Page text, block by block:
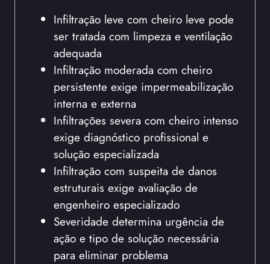
Infiltração leve com cheiro leve pode
ser tratada com limpeza e ventilação
adequada
Infiltração moderada com cheiro
persistente exige impermeabilização
interna e externa
Infiltrações severa com cheiro intenso
exige diagnóstico profissional e
solução especializada
Infiltração com suspeita de danos
estruturais exige avaliação de
engenheiro especializado
Severidade determina urgência de
ação e tipo de solução necessária
para eliminar problema